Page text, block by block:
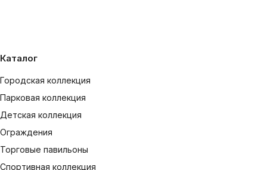
Каталог
Городская коллекция
Парковая коллекция
Детская коллекция
Ограждения
Торговые павильоны
Спортивная коллекция